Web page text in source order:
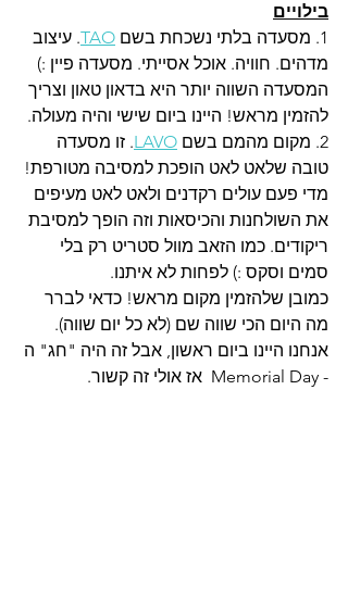
בילויים
1. מסעדה בלתי נשכחת בשם
TAO. עיצוב
מדהים. חוויה. אוכל אסייתי. מסעדה פיין :)
המסעדה השווה יותר היא בדאון טאון וצריך
להזמין מראש! היינו ביום שישי והיה מעולה.
2. מקום מהמם בשם
LAVO. זו מסעדה
טובה שלאט לאט הופכת למסיבה מטורפת!
מדי פעם עולים רקדנים ולאט לאט מעיפים
את השולחנות והכיסאות וזה הופך למסיבת
ריקודים. כמו הזאב מוול סטריט רק בלי
סמים וסקס :) לפחות לא איתנו.
כמובן שלהזמין מקום מראש! כדאי לברר
מה היום הכי שווה שם (לא כל יום שווה).
אנחנו היינו ביום ראשון, אבל זה היה "חג" ה
- Memorial Day  אז אולי זה קשור.